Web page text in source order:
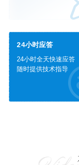
24小时应答
24小时全天快速应答
随时提供技术指导